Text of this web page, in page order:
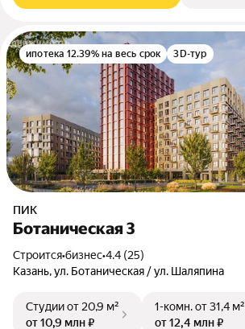
ипотека 12.39% на весь срок 3D-тур
ПИК
Ботаническая 3
Строится•бизнес•4.4 (25)
Казань, ул. Ботаническая / ул. Шаляпина
Студииот 20,9 м²
от 10,9 млн ₽
1-комн.от 31,4 м²
от 12,4 млн ₽